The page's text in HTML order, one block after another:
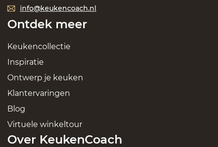
info@keukencoach.nl
Ontdek meer
Keukencollectie
Inspiratie
Ontwerp je keuken
Klantervaringen
Blog
Virtuele winkeltour
Over KeukenCoach